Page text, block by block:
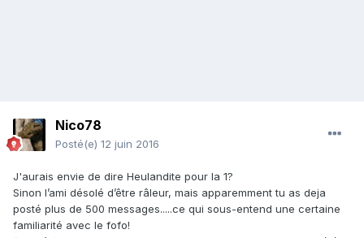
Nico78
Posté(e) 12 juin 2016
J'aurais envie de dire Heulandite pour la 1?
Sinon l’ami désolé d’être râleur, mais apparemment tu as deja
posté plus de 500 messages.....ce qui sous-entend une certaine
familiarité avec le fofo!